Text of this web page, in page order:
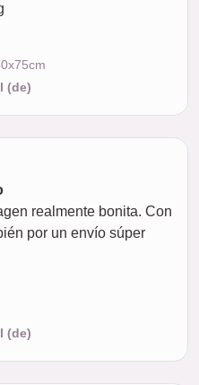
(de)
realmente bonita. Con
por un envío súper
(de)